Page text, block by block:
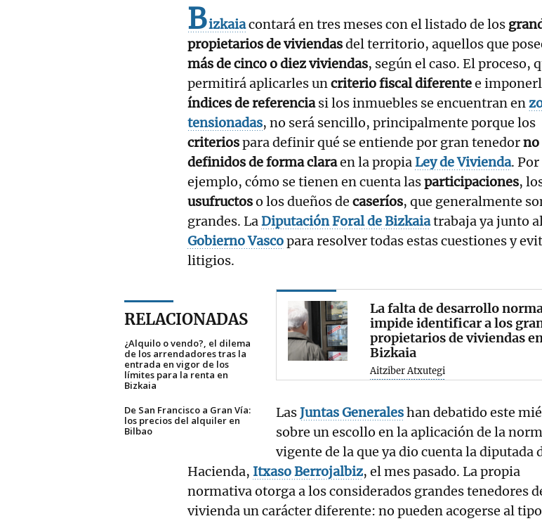
Bizkaiacontará en tres meses con el listado de los
propietarios de viviendasdel territorio, aquellos que
más de cinco o diez viviendas, según el caso. El proceso,
permitirá aplicarles uncriterio fiscal diferentee
índices de referenciasi los inmuebles se encuentran en
tensionadas, no será sencillo, principalmente porque los
criteriospara definir qué se entiende por gran tenedorno
definidos de forma claraen la propiaLey de Vivienda. Por
ejemplo, cómo se tienen en cuenta lasparticipaciones,
usufructoso los dueños de caseríos, que generalmente
grandes. LaDiputación Foral de Bizkaiatrabaja ya junto
Gobierno Vascopara resolver todas estas cuestiones y
litigios.
RELACIONADAS
¿Alquilo o vendo?, el dilema
de los arrendadores tras la
entrada en vigor de los
límites para la renta en
Bizkaia
De San Francisco a Gran Vía:
los precios del alquiler en
Bilbao
La falta de desarrollo
impide identificar a los
propietarios de viviendas
Bizkaia
Aitziber Atxutegi
LasJuntas Generaleshan debatido este
sobre un escollo en la aplicación de la
vigente de la que ya dio cuenta la diputada
Hacienda, Itxaso Berrojalbiz, el mes pasado. La propia
normativa otorga a los considerados grandes tenedores
vivienda un carácter diferente: no pueden acogerse al tipo